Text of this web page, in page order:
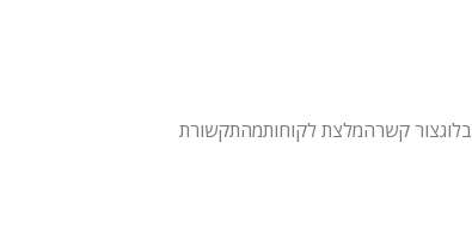
בלוגצור קשרהמלצת לקוחותמהתקשורת